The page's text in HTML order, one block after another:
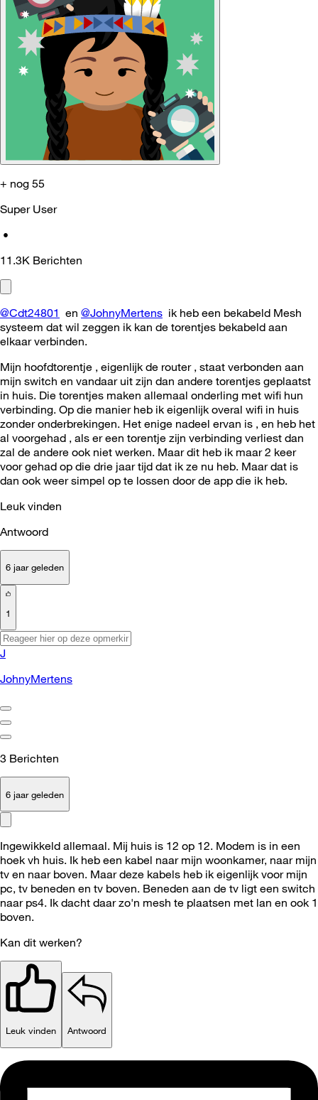
+ nog 55
Super User
•
11.3K Berichten
@Cdt24801 en @JohnyMertens ik heb een bekabeld Mesh
systeem dat wil zeggen ik kan de torentjes bekabeld aan
elkaar verbinden.
Mijn hoofdtorentje , eigenlijk de router , staat verbonden aan
mijn switch en vandaar uit zijn dan andere torentjes geplaatst
in huis. Die torentjes maken allemaal onderling met wifi hun
verbinding. Op die manier heb ik eigenlijk overal wifi in huis
zonder onderbrekingen. Het enige nadeel ervan is , en heb het
al voorgehad , als er een torentje zijn verbinding verliest dan
zal de andere ook niet werken. Maar dit heb ik maar 2 keer
voor gehad op die drie jaar tijd dat ik ze nu heb. Maar dat is
dan ook weer simpel op te lossen door de app die ik heb.
Leuk vinden
Antwoord
6 jaar geleden
1
J
JohnyMertens
3 Berichten
6 jaar geleden
Ingewikkeld allemaal. Mij huis is 12 op 12. Modem is in een
hoek vh huis. Ik heb een kabel naar mijn woonkamer, naar mijn
tv en naar boven. Maar deze kabels heb ik eigenlijk voor mijn
pc, tv beneden en tv boven. Beneden aan de tv ligt een switch
naar ps4. Ik dacht daar zo'n mesh te plaatsen met lan en ook 1
boven.
Kan dit werken?
Leuk vinden Antwoord